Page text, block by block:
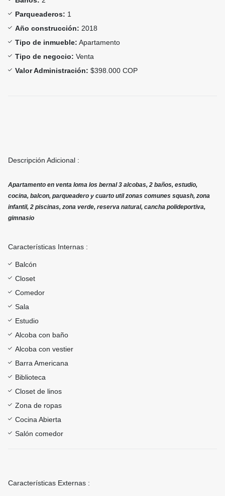
Parqueaderos: 1
Año construcción: 2018
Tipo de inmueble: Apartamento
Tipo de negocio: Venta
Valor Administración: $398.000 COP
Descripción Adicional :
Apartamento en venta loma los bernal 3 alcobas, 2 baños, estudio,
cocina, balcon, parqueadero y cuarto util zonas comunes squash, zona
infantil, 2 piscinas, zona verde, reserva natural, cancha polideportiva,
gimnasio
Características Internas :
Balcón
Closet
Comedor
Sala
Estudio
Alcoba con baño
Alcoba con vestier
Barra Americana
Biblioteca
Closet de linos
Zona de ropas
Cocina Abierta
Salón comedor
Características Externas :